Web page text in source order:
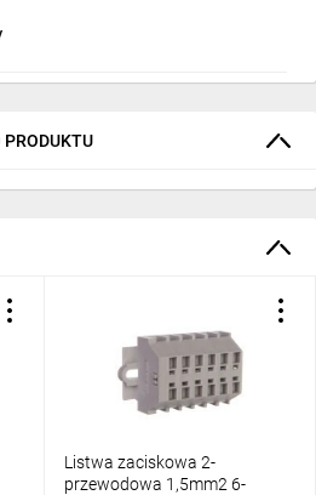
PRODUKTU
Listwa zaciskowa 2-
przewodowa 1,5mm2 6-